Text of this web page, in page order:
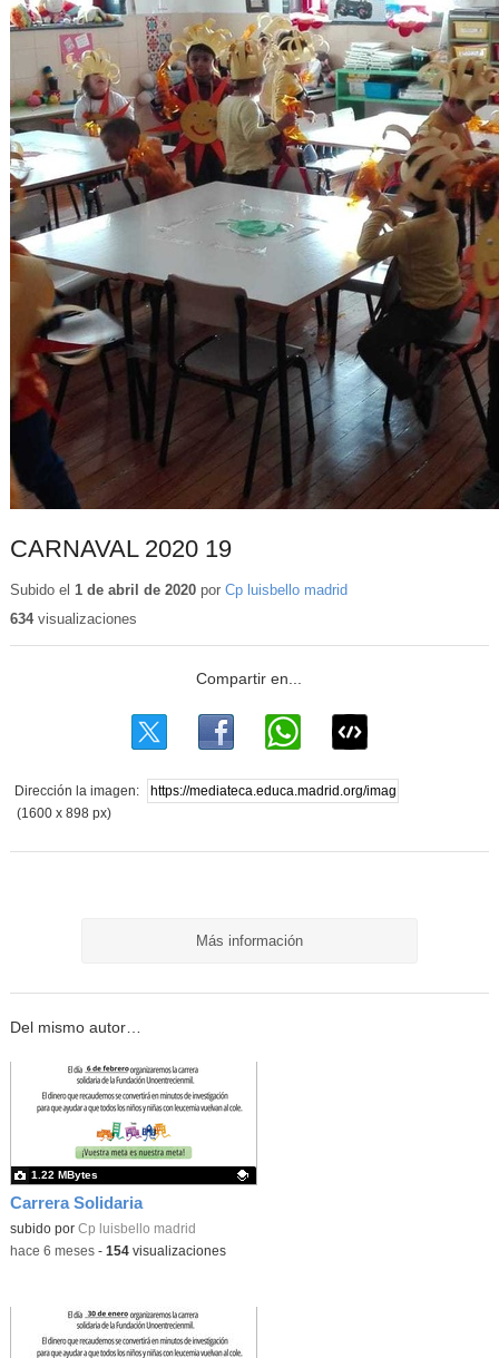
CARNAVAL 2020 19
Subido el 1 de abril de 2020por Cp luisbello madrid
634visualizaciones
Dirección la imagen:
(1600 x 898 px)
Más información
Del mismo autor…
Carrera Solidaria
Contenido educativo.
subido por Cp luisbello madrid
1.22 MBytes
-hace 6 meses- 154visualizaciones